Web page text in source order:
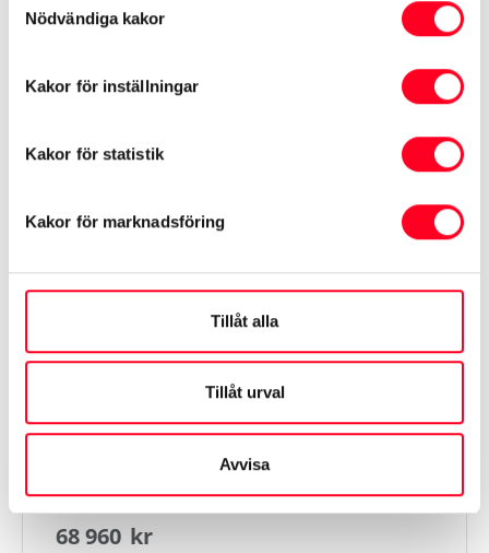
Nödvändiga kakor
Kakor för inställningar
Kakor för statistik
Kakor för marknadsföring
Tillåt alla
Tillåt urval
Avvisa
Yaris Cross
Informationen hämtas från Transportstyrelsen och
tillverkaren
Visa mer
Finansiering
Kontantinsats
68 960 kr